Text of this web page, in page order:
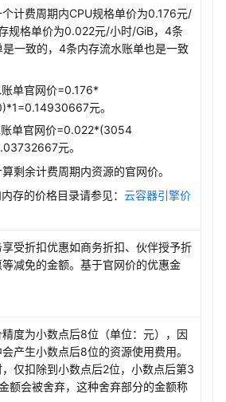
计费周期内CPU规格单价为0.176元/
规格单价为0.022元/小时/GiB，4条
一致的，4条内存流水账单也是一致
单官网价=0.176*
元。
账单官网价=0.022*(3054
元。
剩余计费周期内资源的官网价。
存的价格目录请参见： 云容器引擎价
受折扣优惠如商务折扣、伙伴授予折
减免的金额。基于官网价的优惠金
度为小数点后8位（单位：元），因
产生小数点后8位的资源使用费用。
仅扣除到小数点后2位，小数点后第3
额会被舍弃，这种舍弃部分的金额称